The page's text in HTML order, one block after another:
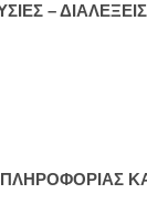
– ΔΙΑΛΕΞΕΙΣ